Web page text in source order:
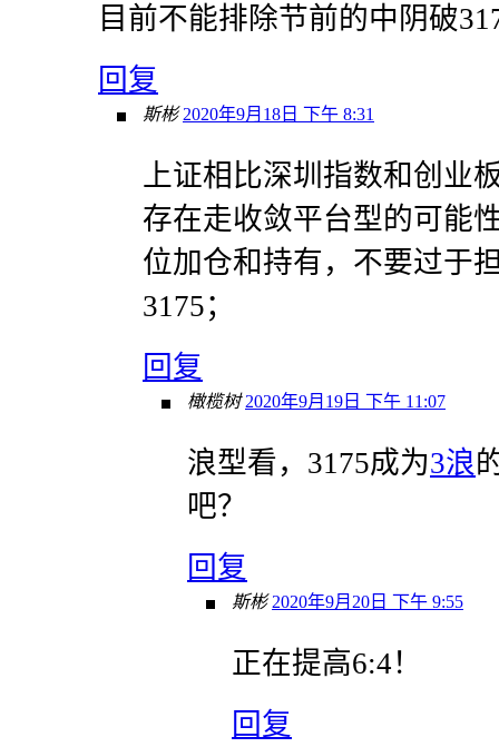
目前不能排除节前的中阴破
回复
斯彬 2020年9月18日 下午 8:31
上证相比深圳指数和创业
存在走收敛平台型的可能
位加仓和持有，不要过于
3175；
回复
橄榄树 2020年9月19日 下午 11:07
浪型看，3175成为3浪
吧？
回复
斯彬 2020年9月20日 下午 9:55
正在提高6:4！
回复